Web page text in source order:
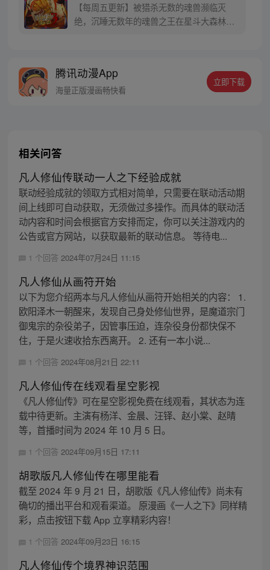
【每周五更新】被猎杀无数的魂兽濒临灭
绝，沉睡无数年的魂兽之王在星斗大森林最
迹，但要给奇迹一个机会。
腾讯动漫App
海量正版漫画畅快看
立即下载
相关问答
凡人修仙传联动一人之下经验成就
联动经验成就的领取方式相对简单，只需要在联动活动期
间上线即可自动获取，无须做过多操作。而具体的联动活
动内容和时间会根据官方安排而定，你可以关注游戏内的
公告或官方网站，以获取最新的联动信息。 等待电...
1 个回答 2024年07月24日 11:15
凡人修仙从画符开始
以下为您介绍两本与凡人修仙从画符开始相关的内容： 1.
欧阳泽木一朝醒来，发现自己身处修仙世界，是魔道宗门
御鬼宗的杂役弟子，因管事压迫，连杂役身份都快保不
住，于是火速收拾东西离开。 2. 还有一本小说...
1 个回答 2024年08月21日 22:11
凡人修仙传在线观看星空影视
《凡人修仙传》可在星空影视免费在线观看，其状态为连
载中待更新。主演有杨洋、金晨、汪铎、赵小棠、赵晴
等，首播时间为 2024 年 10 月 5 日。
1 个回答 2024年09月15日 17:11
胡歌版凡人修仙传在哪里能看
截至 2024 年 9 月 21 日，胡歌版《凡人修仙传》尚未有
确切的播出平台和观看渠道。 原漫画《一人之下》同样精
彩，点击按钮下载 App 立享精彩内容！
1 个回答 2024年09月23日 16:15
凡人修仙传个境界神识范围